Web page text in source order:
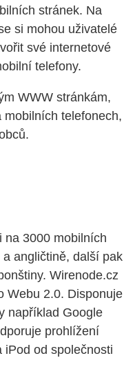
stránek. Na
si mohou uživatelé
své internetové
telefony.
WWW stránkám,
telefonech,
na 3000 mobilních
angličtině, další pak
Wirenode.cz
Webu 2.0. Disponuje
například Google
prohlížení
od společnosti